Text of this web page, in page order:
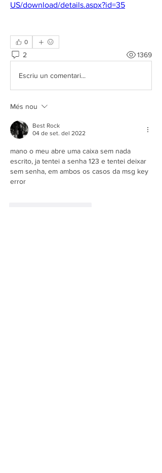
US/download/details.aspx?id=35
0
2 1369
Escriu un comentari...
Més nou
Best Rock
04 de set. del 2022
mano o meu abre uma caixa sem nada
escrito, ja tentei a senha 123 e tentei deixar
sem senha, em ambos os casos da msg key
error